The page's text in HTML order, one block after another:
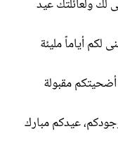
لك ولعائلتك عيد
لكم أياماً مليئة
مقبولة
عيدكم مبارك